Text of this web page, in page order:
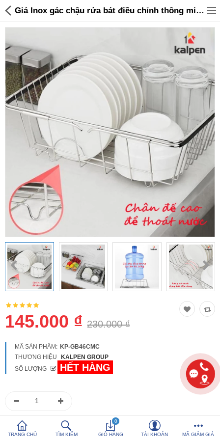
Đồ gia dụng & Nhà cửa
Điện gia dụng
Đồ tiện ích
Đồ chơi trẻ em
Sản phẩm khác
Thương hiệu
Tin tức
So sánh Yêu thích (0)
Hotline: 0816 505 655
Tải App SanHangRe nhận Quà
TRANG CHỦ TÌM KIẾM
0
GIỎ HÀNG TÀI KHOẢN MÃ GIẢM GIÁ
Giá Inox gác chậu rửa bát điều chỉnh thông minh Kalpen có khe đĩa - Hàng Việt Nam xuất Nhật - 145,000 | Sanhangre
145.000 ₫ 230.000 ₫
MÃ SẢN PHẨM: KP-GB46CMC
THƯƠNG HIỆU
KALPEN GROUP
SỐ LƯỢNG
HẾT HÀNG
0986 588 655 để được tư vấn